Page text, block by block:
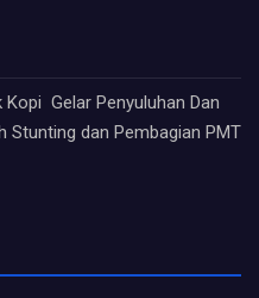
Gelar Penyuluhan Dan
Stunting dan Pembagian PMT